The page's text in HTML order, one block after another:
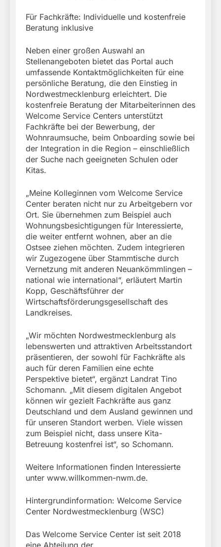
Für Fachkräfte: Individuelle und kostenfreie
Beratung inklusive
Neben einer großen Auswahl an
Stellenangeboten bietet das Portal auch
umfassende Kontaktmöglichkeiten für eine
persönliche Beratung, die den Einstieg in
Nordwestmecklenburg erleichtert. Die
kostenfreie Beratung der Mitarbeiterinnen des
Welcome Service Centers unterstützt
Fachkräfte bei der Bewerbung, der
Wohnraumsuche, beim Onboarding sowie bei
der Integration in die Region – einschließlich
der Suche nach geeigneten Schulen oder
Kitas.
„Meine Kolleginnen vom Welcome Service
Center beraten nicht nur zu Arbeitgebern vor
Ort. Sie übernehmen zum Beispiel auch
Wohnungsbesichtigungen für Interessierte,
die weiter entfernt wohnen, aber an die
Ostsee ziehen möchten. Zudem integrieren
wir Zugezogene über Stammtische durch
Vernetzung mit anderen Neuankömmlingen –
national wie international“, erläutert Martin
Kopp, Geschäftsführer der
Wirtschaftsförderungsgesellschaft des
Landkreises.
„Wir möchten Nordwestmecklenburg als
lebenswerten und attraktiven Arbeitsstandort
präsentieren, der sowohl für Fachkräfte als
auch für deren Familien eine echte
Perspektive bietet“, ergänzt Landrat Tino
Schomann. „Mit diesem digitalen Angebot
können wir gezielt Fachkräfte aus ganz
Deutschland und dem Ausland gewinnen und
für unseren Standort werben. Viele wissen
zum Beispiel nicht, dass unsere Kita-
Betreuung kostenfrei ist“, so Schomann.
Weitere Informationen finden Interessierte
unter www.willkommen-nwm.de.
Hintergrundinformation: Welcome Service
Center Nordwestmecklenburg (WSC)
Das Welcome Service Center ist seit 2018